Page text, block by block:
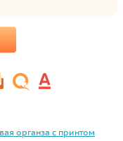
органза с принтом